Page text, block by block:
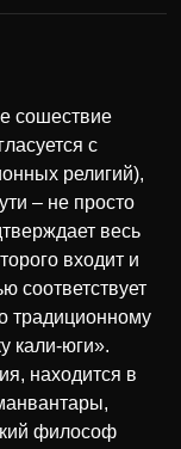
сошествие
с
религий),
– не просто
весь
входит и
соответствует
традиционному
кали-юги».
находится в
философ